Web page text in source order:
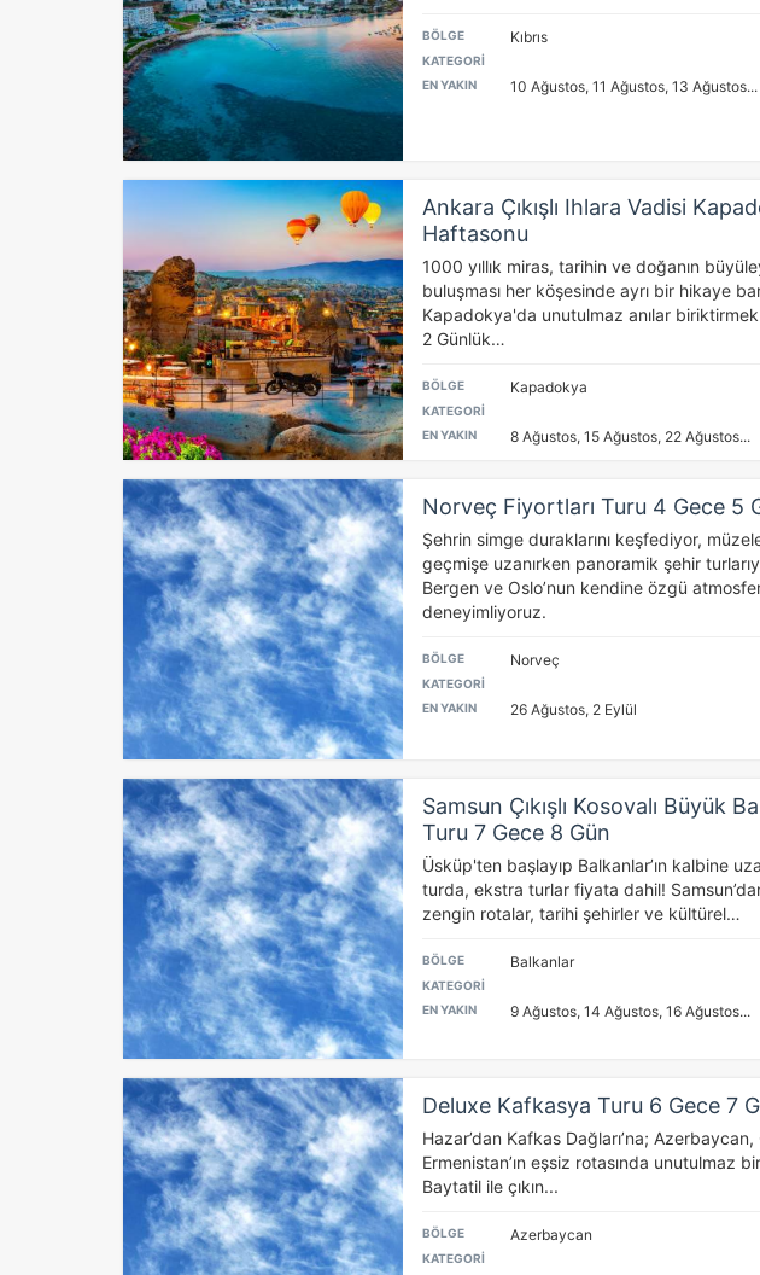
Tümünü Reddet
BÖLGE Kıbrıs
KATEGORİ
EN YAKIN
10 Ağustos, 11 Ağustos, 13 Ağustos...
Ankara Çıkışlı Ihlara Vadisi
Haftasonu
1000 yıllık miras, tarihin ve doğanın
buluşması her köşesinde ayrı bir hikaye
Kapadokya'da unutulmaz anılar
2 Günlük…
BÖLGE Kapadokya
KATEGORİ
EN YAKIN
8 Ağustos, 15 Ağustos, 22 Ağustos...
Norveç Fiyortları Turu 4 Gece 5
Şehrin simge duraklarını keşfediyor,
geçmişe uzanırken panoramik şehir
Bergen ve Oslo’nun kendine özgü
deneyimliyoruz.
BÖLGE Norveç
KATEGORİ
EN YAKIN
26 Ağustos, 2 Eylül
Samsun Çıkışlı Kosovalı Büyük
Turu 7 Gece 8 Gün
Üsküp'ten başlayıp Balkanlar’ın kalbine
turda, ekstra turlar fiyata dahil!
zengin rotalar, tarihi şehirler ve kültürel…
BÖLGE Balkanlar
KATEGORİ
EN YAKIN
9 Ağustos, 14 Ağustos, 16 Ağustos...
Deluxe Kafkasya Turu 6 Gece 7
Hazar’dan Kafkas Dağları’na;
Ermenistan’ın eşsiz rotasında unutulmaz
Baytatil ile çıkın...
BÖLGE Azerbaycan
KATEGORİ